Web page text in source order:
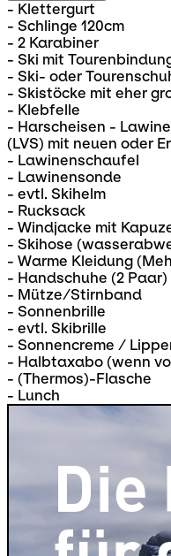
- Klettergurt
- Schlinge 120cm
- 2 Karabiner
- Ski mit
- Ski- oder
- Skistöcke mit eher
- Klebfelle
- Harscheisen -
(LVS) mit neuen oder
- Lawinenschaufel
- Lawinensonde
- evtl. Skihelm
- Rucksack
- Windjacke mit
- Skihose
- Warme Kleidung
- Handschuhe (2 Paar)
- Mütze/Stirnband
- Sonnenbrille
- evtl. Skibrille
- Sonnencreme /
- Halbtaxabo (wenn
- (Thermos)-Flasche
- Lunch